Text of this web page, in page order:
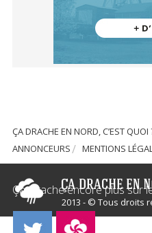
ÇA DRACHE EN NORD, C’EST QUOI
ANNONCEURS
MENTIONS
2013 - © Tous droits
Ça Drache encore plus sur